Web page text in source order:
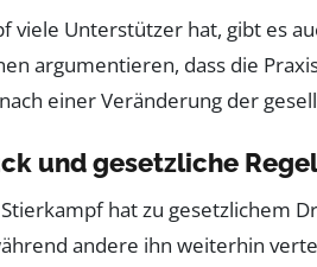
viele Unterstützer hat, gibt es
argumentieren, dass die
einer Veränderung der
und gesetzliche
hat zu gesetzlichem
andere ihn weiterhin